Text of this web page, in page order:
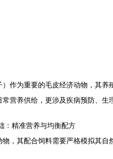
作为重要的毛皮经济动物，其
营养供给，更涉及疾病预防、生
：精准营养与均衡配方
，其配合饲料需要严格模拟其